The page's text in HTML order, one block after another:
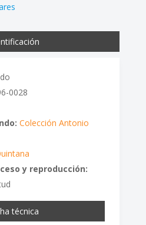
0028
Colección Antonio
y reproducción:
técnica